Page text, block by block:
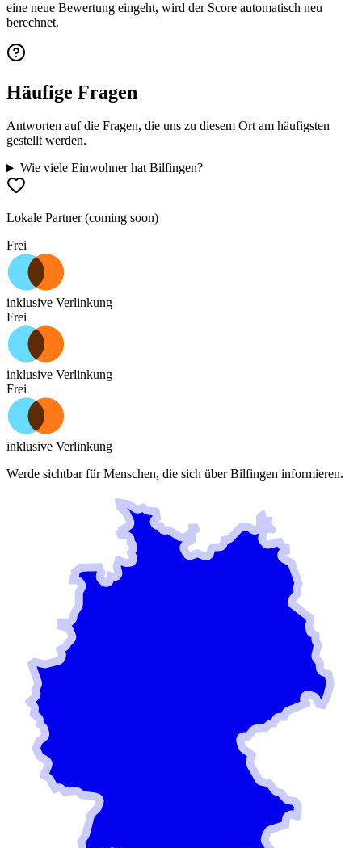
eine neue Bewertung eingeht, wird der Score automatisch neu
berechnet.
Häufige Fragen
Antworten auf die Fragen, die uns zu diesem Ort am häufigsten
gestellt werden.
Wie viele Einwohner hat Bilfingen?
Lokale Partner (coming soon)
Frei
inklusive Verlinkung
Frei
inklusive Verlinkung
Frei
inklusive Verlinkung
Werde sichtbar für Menschen, die sich überBilfingen informieren.